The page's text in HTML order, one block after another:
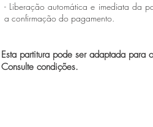
- Liberação automática e imediata da
a confirmação do pagamento.
Esta partitura pode ser adaptada para
Consulte condições.